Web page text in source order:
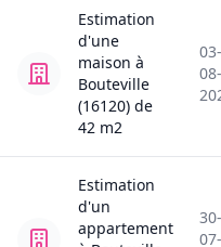
Estimation
d'une
maison à
Bouteville
(16120) de
42 m2
03-
08-
Estimation
d'un
appartement
30-
07-